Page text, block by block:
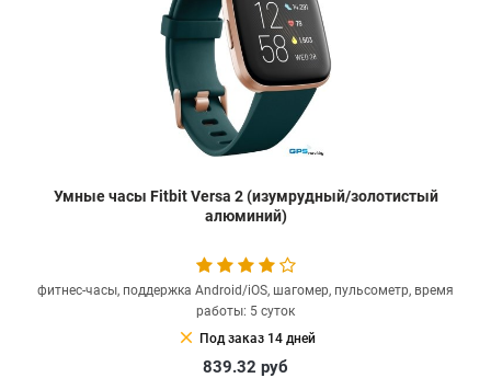
Умные часы Fitbit Versa 2 (изумрудный/золотистый
алюминий)
фитнес-часы, поддержка Android/iOS, шагомер, пульсометр, время
работы: 5 суток
clear Под заказ 14 дней
839.32 руб